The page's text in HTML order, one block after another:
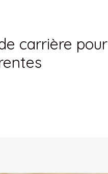
carrière pour